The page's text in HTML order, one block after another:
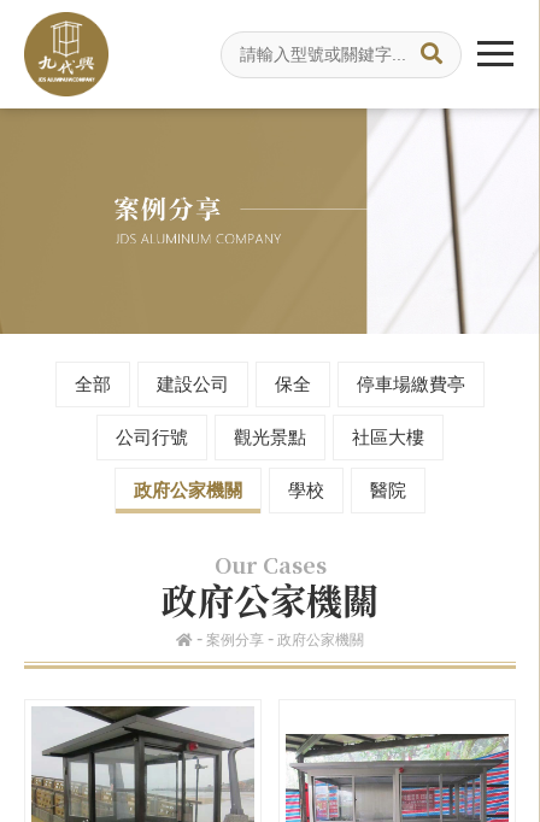
全部 建設公司 保全 停車場繳費亭
公司行號 觀光景點 社區大樓
政府公家機關 學校 醫院
政府公家機關
Our Cases
案例分享 政府公家機關